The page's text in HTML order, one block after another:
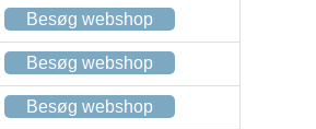
Besøg webshop
Besøg webshop
Besøg webshop